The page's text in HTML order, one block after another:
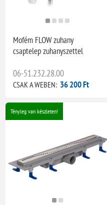
Mofém FLOW zuhany
csaptelep zuhanyszettel
06-51.232.28.00
CSAK A WEBEN: 36 200 Ft
Tényleg van készleten!